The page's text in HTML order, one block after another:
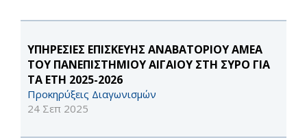
ΥΠΗΡΕΣΙΕΣ ΕΠΙΣΚΕΥΗΣ ΑΝΑΒΑΤΟΡΙΟΥ ΑΜΕΑ
ΤΟΥ ΠΑΝΕΠΙΣΤΗΜΙΟΥ ΑΙΓΑΙΟΥ ΣΤΗ ΣΥΡΟ ΓΙΑ
ΤΑ ΕΤΗ 2025-2026
Προκηρύξεις Διαγωνισμών
24 Σεπ 2025